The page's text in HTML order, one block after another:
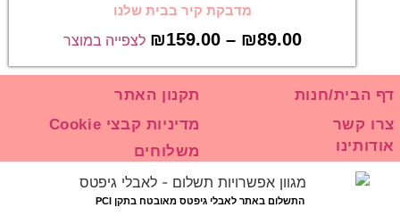
מדבקת קיר בבית שלנו
₪89.00
–
₪159.00 לצפייה במוצר
דף הבית/חנות
צרו קשר
תקנון האתר
מדיניות קבצי Cookie
אודותינו
משלוחים
התשלום באתר לאבלי גיפטס מאובטח בתקן PCI